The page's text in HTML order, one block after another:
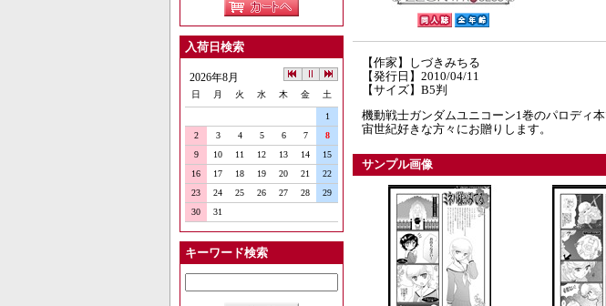
入荷日検索
2026年8月
日 月 火 水 木 金 土
1
2
3 4 5 6 7
8
9
10 11 12 13 14
15
16
17 18 19 20 21
22
23
24 25 26 27 28
29
30
31
キーワード検索
【作家】しづきみちる
【発行日】2010/04/11
【サイズ】B5判
機動戦士ガンダムユニコーン1巻のパロディ
宙世紀好きな方々にお贈りします。
サンプル画像